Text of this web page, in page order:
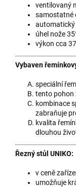
ventilovaný
samostatné
automatický
úhel nože
výkon cca
Vybaven
speciální
tento pohon
kombinace
zabraňuje
kvalita
dlouhou
Řezný stůl UNIKO:
v ceně
umožňuje